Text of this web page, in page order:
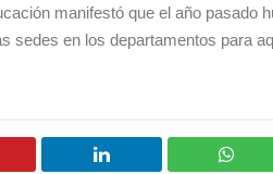
manifestó que el año pasado
sedes en los departamentos para